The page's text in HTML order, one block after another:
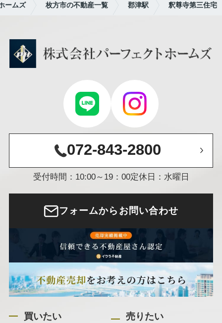
ームズ 枚方市の不動産一覧 郡津駅 釈尊寺第三住宅
072-843-2800
受付時間：10:00～19：00定休日：水曜日
フォームからお問い合わせ
買いたい
売りたい